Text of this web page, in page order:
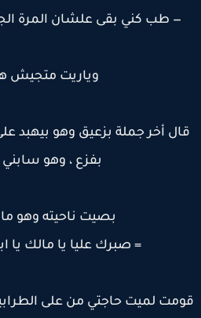
— طب كني بقى علشان المرة
وياريت متجيش هنا
أخر جملة بزعيق وهو بيهبد على
بفزع ، وهو سابني
بصيت ناحيته وهو
= صبرك عليا يا مالك يا
لميت حاجتي من على